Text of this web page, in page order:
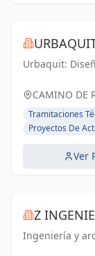
Urbaquit:
Creando
CAMINO DE
Tramitaciones
Proyectos De
Ver
Z
Ingeniería y